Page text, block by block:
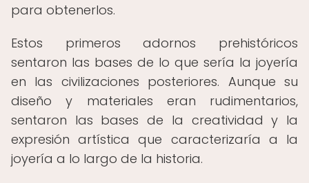
para obtenerlos.
Estos primeros adornos prehistóricos
sentaron las bases de lo que sería la joyería
en las civilizaciones posteriores. Aunque su
diseño y materiales eran rudimentarios,
sentaron las bases de la creatividad y la
expresión artística que caracterizaría a la
joyería a lo largo de la historia.